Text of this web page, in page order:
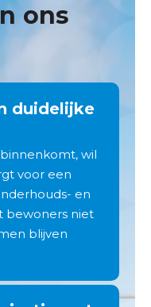
ons
duidelijke
wil
voor een
en
bewoners niet
blijven